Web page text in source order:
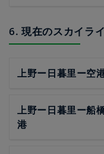
6. 現在のスカイラ
上野ー日暮里ー空
上野ー日暮里ー船
港